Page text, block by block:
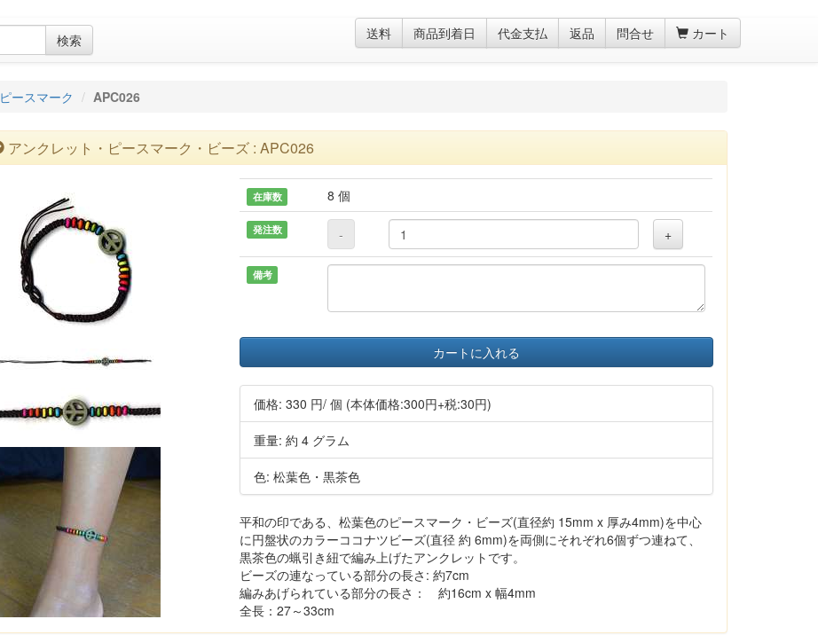
検索 送料 商品到着日 代金支払 返品 問合せ カート
ピースマーク APC026
アンクレット・ピースマーク・ビーズ : APC026
在庫数 8 個
発注数 - +
備考
カートに入れる
価格:330 円/ 個 (本体価格:300円+税:30円)
重量: 約 4 グラム
色: 松葉色・黒茶色
平和の印である、松葉色のピースマーク・ビーズ(直径約 15mm x 厚み4mm)を中心
に円盤状のカラーココナツビーズ(直径 約 6mm)を両側にそれぞれ6個ずつ連ねて、
黒茶色の蝋引き紐で編み上げたアンクレットです。
ビーズの連なっている部分の長さ: 約7cm
編みあげられている部分の長さ： 約16cm x 幅4mm
全長：27～33cm